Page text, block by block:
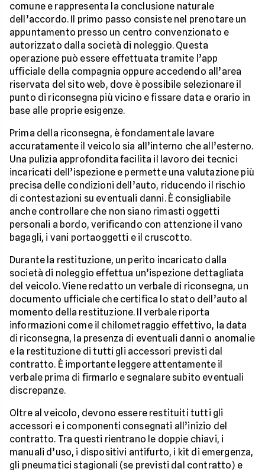
comune e rappresenta la conclusione naturale
dell’accordo. Il primo passo consiste nel prenotare un
appuntamento presso un centro convenzionato e
autorizzato dalla società di noleggio. Questa
operazione può essere effettuata tramite l’app
ufficiale della compagnia oppure accedendo all’area
riservata del sito web, dove è possibile selezionare il
punto di riconsegna più vicino e fissare data e orario in
base alle proprie esigenze.
Prima della riconsegna, è fondamentale lavare
accuratamente il veicolo sia all’interno che all’esterno.
Una pulizia approfondita facilita il lavoro dei tecnici
incaricati dell’ispezione e permette una valutazione più
precisa delle condizioni dell’auto, riducendo il rischio
di contestazioni su eventuali danni. È consigliabile
anche controllare che non siano rimasti oggetti
personali a bordo, verificando con attenzione il vano
bagagli, i vani portaoggetti e il cruscotto.
Durante la restituzione, un perito incaricato dalla
società di noleggio effettua un’ispezione dettagliata
del veicolo. Viene redatto un verbale di riconsegna, un
documento ufficiale che certifica lo stato dell’auto al
momento della restituzione. Il verbale riporta
informazioni come il chilometraggio effettivo, la data
di riconsegna, la presenza di eventuali danni o anomalie
e la restituzione di tutti gli accessori previsti dal
contratto. È importante leggere attentamente il
verbale prima di firmarlo e segnalare subito eventuali
discrepanze.
Oltre al veicolo, devono essere restituiti tutti gli
accessori e i componenti consegnati all’inizio del
contratto. Tra questi rientrano le doppie chiavi, i
manuali d’uso, i dispositivi antifurto, i kit di emergenza,
gli pneumatici stagionali (se previsti dal contratto) e